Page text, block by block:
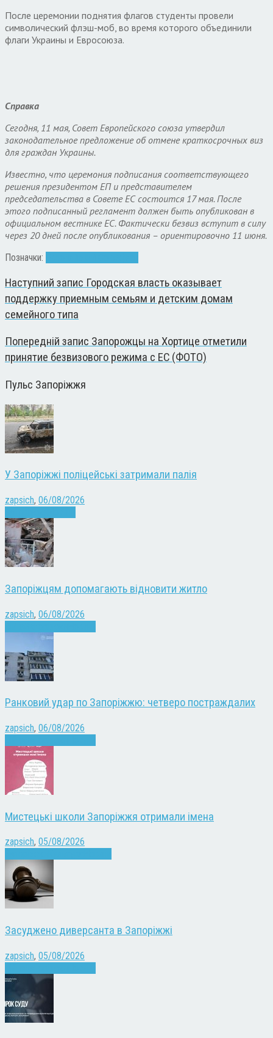
После церемонии поднятия флагов студенты провели
символический флэш-моб, во время которого объединили
флаги Украины и Евросоюза.
Справка
Сегодня, 11 мая, Совет Европейского союза утвердил
законодательное предложение об отмене краткосрочных виз
для граждан Украины.
Известно, что церемония подписания соответствующего
решения президентом ЕП и представителем
председательства в Совете ЕС состоится 17 мая. После
этого подписанный регламент должен быть опубликован в
официальном вестнике ЕС. Фактически безвиз вступит в силу
через 20 дней после опубликования – ориентировочно 11 июня.
Позначки:
Наступний запис Городская власть оказывает
поддержку приемным семьям и детским домам
семейного типа
Попередній запис Запорожцы на Хортице отметили
принятие безвизового режима с ЕС (ФОТО)
Пульс Запоріжжя
У Запоріжжі поліцейські затримали палія
zapsich, 06/08/2026
Запоріжцям допомагають відновити житло
zapsich, 06/08/2026
Ранковий удар по Запоріжжю: четверо постраждалих
zapsich, 06/08/2026
Мистецькі школи Запоріжжя отримали імена
zapsich, 05/08/2026
Засуджено диверсанта в Запоріжжі
zapsich, 05/08/2026